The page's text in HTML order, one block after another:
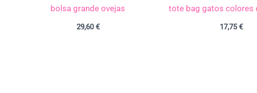
bolsa grande ovejas
29,60€
tote bag gatos colores
17,75€